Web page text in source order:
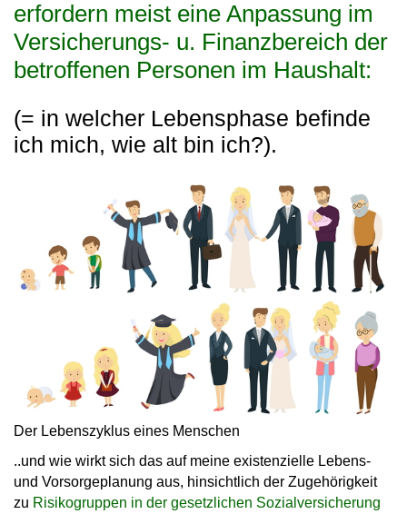
erfordern meist eine Anpassung im
Versicherungs- u. Finanzbereich der
betroffenen Personen im Haushalt:
(= in welcher Lebensphase befinde
ich mich, wie alt bin ich?).
Der Lebenszyklus eines Menschen
..und wie wirkt sich das auf meine existenzielle Lebens-
und Vorsorgeplanung aus, hinsichtlich der Zugehörigkeit
zu Risikogruppen in der gesetzlichen Sozialversicherung